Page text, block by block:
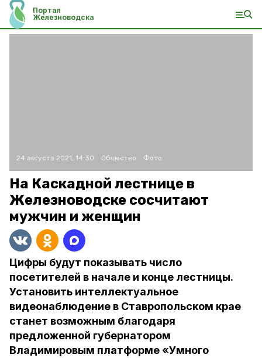
Портал
Железноводска
24 августа 2021, 14:30 Общество Фото:
На Каскадной лестнице в
Железноводске сосчитают
мужчин и женщин
Цифры будут показывать число
посетителей в начале и конце лестницы.
Установить интеллектуальное
видеонаблюдение в Ставропольском крае
станет возможным благодаря
предложенной губернатором
Владимировым платформе «Умного